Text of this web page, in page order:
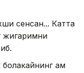
сенсан... Катта
жигаримни
ҳам